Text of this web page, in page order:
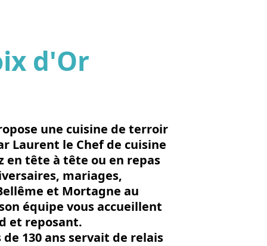
d'Or
une cuisine de terroir
Laurent le Chef de cuisine
en tête à tête ou en repas
mariages,
et Mortagne au
équipe vous accueillent
et reposant.
130 ans servait de relais